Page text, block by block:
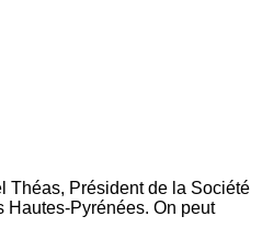
Théas, Président de la Société
Hautes-Pyrénées. On peut